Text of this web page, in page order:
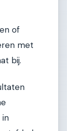
of
met
bij.
in